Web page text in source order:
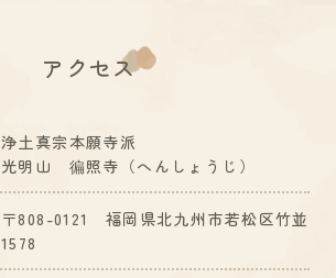
アクセス
浄土真宗本願寺派
光明山 徧照寺（へんしょうじ）
〒808-0121 福岡県北九州市若松区竹並
1578